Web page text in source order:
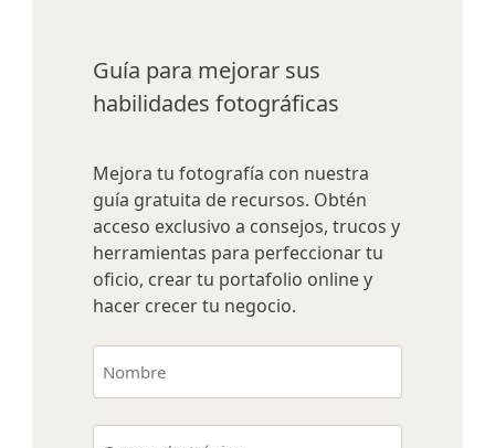
Guía para mejorar sus
habilidades fotográficas
Mejora tu fotografía con nuestra
guía gratuita de recursos. Obtén
acceso exclusivo a consejos, trucos y
herramientas para perfeccionar tu
oficio, crear tu portafolio online y
hacer crecer tu negocio.
(Obligatorio)